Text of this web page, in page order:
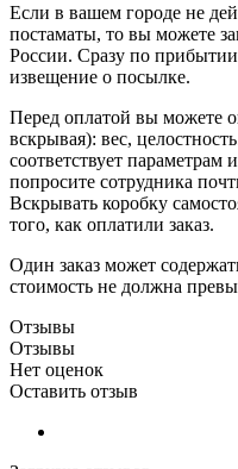
Если в вашем городе не
постаматы, то вы можете
России. Сразу по
извещение о посылке.
Перед оплатой вы можете
вскрывая): вес,
соответствует параметрам
попросите сотрудника
Вскрывать коробку
того, как оплатили заказ.
Один заказ может
стоимость не должна
Отзывы
Отзывы
Нет оценок
Оставить отзыв